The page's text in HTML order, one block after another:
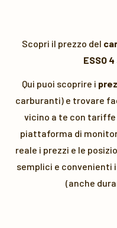
Scopri il prezzo del
ESSO 4
Qui puoi scoprire i
carburanti) e trovare
vicino a te con
piattaforma di
reale i prezzi e le
semplici e
(anche